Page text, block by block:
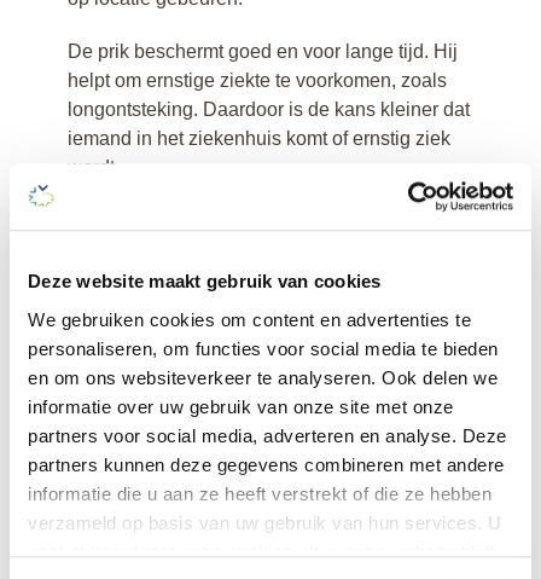
Deze website maakt gebruik van cookies
We gebruiken cookies om content en advertenties te
personaliseren, om functies voor social media te bieden
en om ons websiteverkeer te analyseren. Ook delen we
informatie over uw gebruik van onze site met onze
partners voor social media, adverteren en analyse. Deze
partners kunnen deze gegevens combineren met andere
informatie die u aan ze heeft verstrekt of die ze hebben
verzameld op basis van uw gebruik van hun services. U
De prik beschermt goed en voor lange tijd. Hij
helpt om ernstige ziekte te voorkomen, zoals
longontsteking. Daardoor is de kans kleiner dat
iemand in het ziekenhuis komt of ernstig ziek
wordt.
Klik hier voor